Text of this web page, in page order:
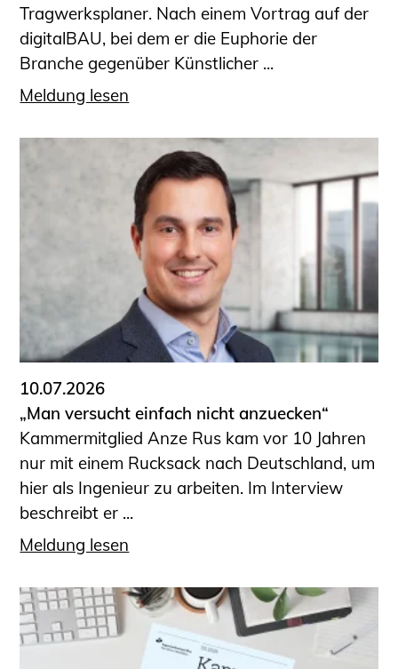
Tragwerksplaner. Nach einem Vortrag auf der
digitalBAU, bei dem er die Euphorie der
Branche gegenüber Künstlicher ...
Meldung lesen
10.07.2026
„Man versucht einfach nicht anzuecken“
Kammermitglied Anze Rus kam vor 10 Jahren
nur mit einem Rucksack nach Deutschland, um
hier als Ingenieur zu arbeiten. Im Interview
beschreibt er ...
Meldung lesen